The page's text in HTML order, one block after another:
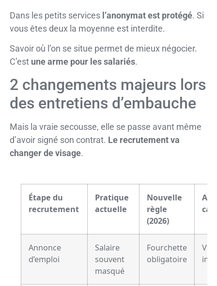
Dans les petits services l’anonymat est protégé. Si
vous êtes deux la moyenne est interdite.
Savoir où l’on se situe permet de mieux négocier.
C’est une arme pour les salariés.
2 changements majeurs lors
des entretiens d’embauche
Mais la vraie secousse, elle se passe avant même
d’avoir signé son contrat. Le recrutement va
changer de visage.
Étape du
recrutement
Pratique
actuelle
Nouvelle
règle
(2026)
Annonce
d’emploi
Salaire
souvent
masqué
Fourchette
obligatoire